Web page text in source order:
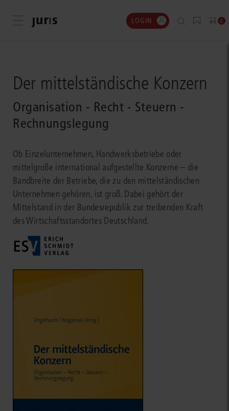
Menü öffnen LOGIN 0
Der mittelständische Konzern
Organisation - Recht - Steuern -
Rechnungslegung
Ob Einzelunternehmen, Handwerksbetriebe oder
mittelgroße international aufgestellte Konzerne – die
Bandbreite der Betriebe, die zu den mittelständischen
Unternehmen gehören, ist groß. Dabei gehört der
Mittelstand in der Bundesrepublik zur treibenden Kraft
des Wirtschaftsstandortes Deutschland.